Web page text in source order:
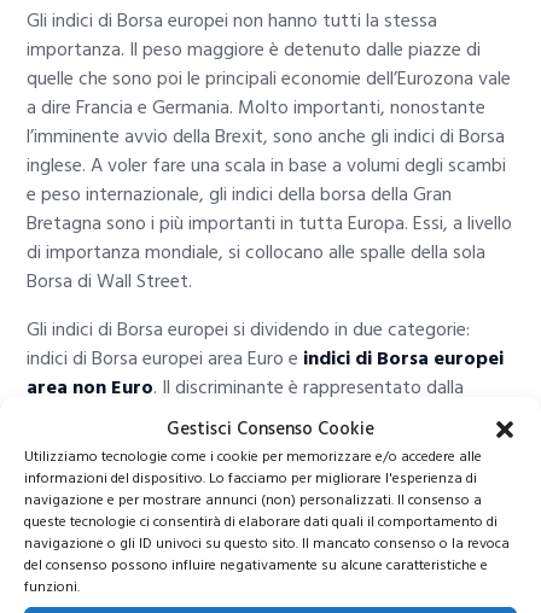
Gestisci Consenso Cookie
Utilizziamo tecnologie come i cookie per memorizzare e/o accedere alle
informazioni del dispositivo. Lo facciamo per migliorare l'esperienza di
navigazione e per mostrare annunci (non) personalizzati. Il consenso a
queste tecnologie ci consentirà di elaborare dati quali il comportamento di
navigazione o gli ID univoci su questo sito. Il mancato consenso o la revoca
del consenso possono influire negativamente su alcune caratteristiche e
funzioni.
Gli indici di Borsa europei non hanno tutti la stessa
importanza. Il peso maggiore è detenuto dalle piazze di
quelle che sono poi le principali economie dell’Eurozona vale
a dire Francia e Germania. Molto importanti, nonostante
l’imminente avvio della Brexit, sono anche gli indici di Borsa
inglese. A voler fare una scala in base a volumi degli scambi
e peso internazionale, gli indici della borsa della Gran
Bretagna sono i più importanti in tutta Europa. Essi, a livello
di importanza mondiale, si collocano alle spalle della sola
Borsa di Wall Street.
Gli indici di Borsa europei si dividendo in due categorie:
indici di Borsa europei area Euro e indici di Borsa europei
area non Euro. Il discriminante è rappresentato dalla
presenza o meno di quel mercato nell’area della valuta
comune.
Elenco indici di Borsa europei